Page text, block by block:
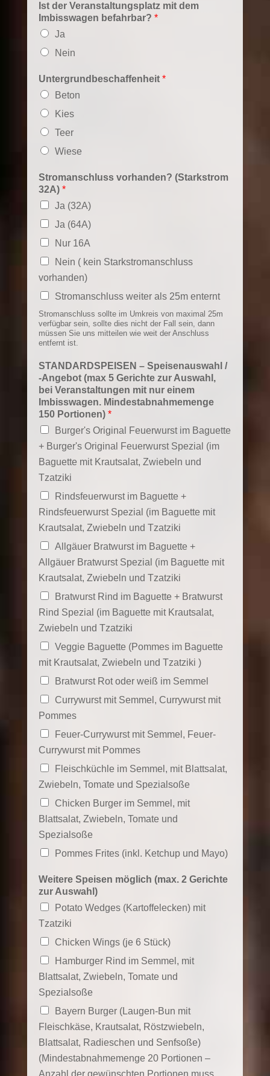
Ist der Veranstaltungsplatz mit dem
Imbisswagen befahrbar? *
Ja
Nein
Untergrundbeschaffenheit *
Beton
Kies
Teer
Wiese
Stromanschluss vorhanden? (Starkstrom
32A) *
Ja (32A)
Ja (64A)
Nur 16A
Nein ( kein Starkstromanschluss
vorhanden)
Stromanschluss weiter als 25m enternt
Stromanschluss sollte im Umkreis von maximal 25m
verfügbar sein, sollte dies nicht der Fall sein, dann
müssen Sie uns mitteilen wie weit der Anschluss
entfernt ist.
STANDARDSPEISEN – Speisenauswahl /
-Angebot (max 5 Gerichte zur Auswahl,
bei Veranstaltungen mit nur einem
Imbisswagen. Mindestabnahmemenge
150 Portionen) *
Burger's Original Feuerwurst im Baguette
+ Burger's Original Feuerwurst Spezial (im
Baguette mit Krautsalat, Zwiebeln und
Tzatziki
Rindsfeuerwurst im Baguette +
Rindsfeuerwurst Spezial (im Baguette mit
Krautsalat, Zwiebeln und Tzatziki
Allgäuer Bratwurst im Baguette +
Allgäuer Bratwurst Spezial (im Baguette mit
Krautsalat, Zwiebeln und Tzatziki
Bratwurst Rind im Baguette + Bratwurst
Rind Spezial (im Baguette mit Krautsalat,
Zwiebeln und Tzatziki
Veggie Baguette (Pommes im Baguette
mit Krautsalat, Zwiebeln und Tzatziki )
Bratwurst Rot oder weiß im Semmel
Currywurst mit Semmel, Currywurst mit
Pommes
Feuer-Currywurst mit Semmel, Feuer-
Currywurst mit Pommes
Fleischküchle im Semmel, mit Blattsalat,
Zwiebeln, Tomate und Spezialsoße
Chicken Burger im Semmel, mit
Blattsalat, Zwiebeln, Tomate und
Spezialsoße
Pommes Frites (inkl. Ketchup und Mayo)
Weitere Speisen möglich (max. 2 Gerichte
zur Auswahl)
Potato Wedges (Kartoffelecken) mit
Tzatziki
Chicken Wings (je 6 Stück)
Hamburger Rind im Semmel, mit
Blattsalat, Zwiebeln, Tomate und
Spezialsoße
Bayern Burger (Laugen-Bun mit
Fleischkäse, Krautsalat, Röstzwiebeln,
Blattsalat, Radieschen und Senfsoße)
(Mindestabnahmemenge 20 Portionen –
Anzahl der gewünschten Portionen muss